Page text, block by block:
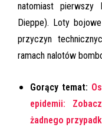
natomiast
Dieppe). Loty
przyczyn
ramach nalotów
Gorący temat:
epidemii:
żadnego